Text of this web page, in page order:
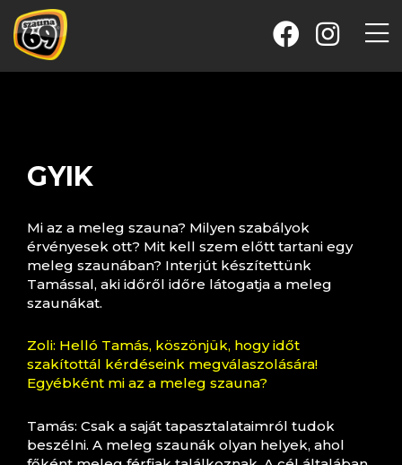
GYIK
Mi az a meleg szauna? Milyen szabályok
érvényesek ott? Mit kell szem előtt tartani egy
meleg szaunában? Interjút készítettünk
Tamással, aki időről időre látogatja a meleg
szaunákat.
Zoli: Helló Tamás, köszönjük, hogy időt
szakítottál kérdéseink megválaszolására!
Egyébként mi az a meleg szauna?
Tamás: Csak a saját tapasztalataimról tudok
beszélni. A meleg szaunák olyan helyek, ahol